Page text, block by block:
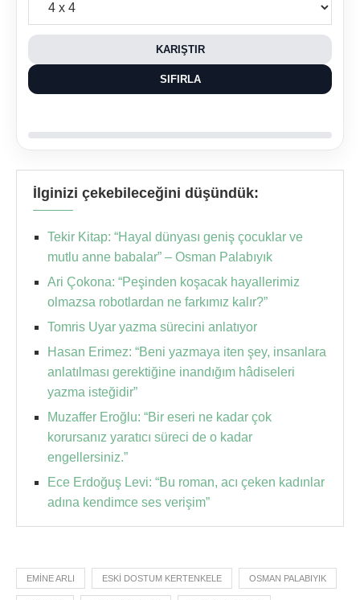
KARIŞTIR
SIFIRLA
İlginizi çekebileceğini düşündük:
Tekir Kitap: “Hayal dünyası geniş çocuklar ve
mutlu anne babalar” – Osman Palabıyık
Ari Çokona: “Peşinden koşacak hayallerimiz
olmazsa robotlardan ne farkımız kalır?”
Tomris Uyar yazma sürecini anlatıyor
Hasan Erimez: “Beni yazmaya iten şey, insanlara
anlatılması gerektiğine inandığım hâdiseleri
yazma isteğidir”
Muzaffer Eroğlu: “Bir eseri ne kadar çok
korursanız yaratıcı süreci de o kadar
engellersiniz.”
Ece Erdoğuş Levi: “Bu roman, acı çeken kadınlar
adına kendimce ses verişim”
EMINE ARLI ESKI DOSTUM KERTENKELE OSMAN PALABIYIK